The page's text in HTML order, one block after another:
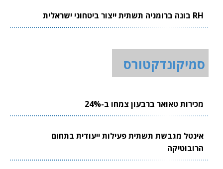
RH בונה ברומניה תשתית ייצור ביטחוני ישראלית
סמיקונדקטורס
מכירות טאואר ברבעון צמחו ב-24%
אינטל מגבשת תשתית פעילות ייעודית בתחום
הרובוטיקה